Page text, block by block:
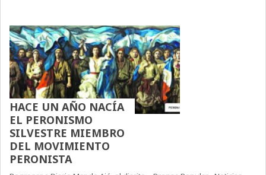
HACE UN AÑO NACÍA
EL PERONISMO
SILVESTRE MIEMBRO
DEL MOVIMIENTO
PERONISTA